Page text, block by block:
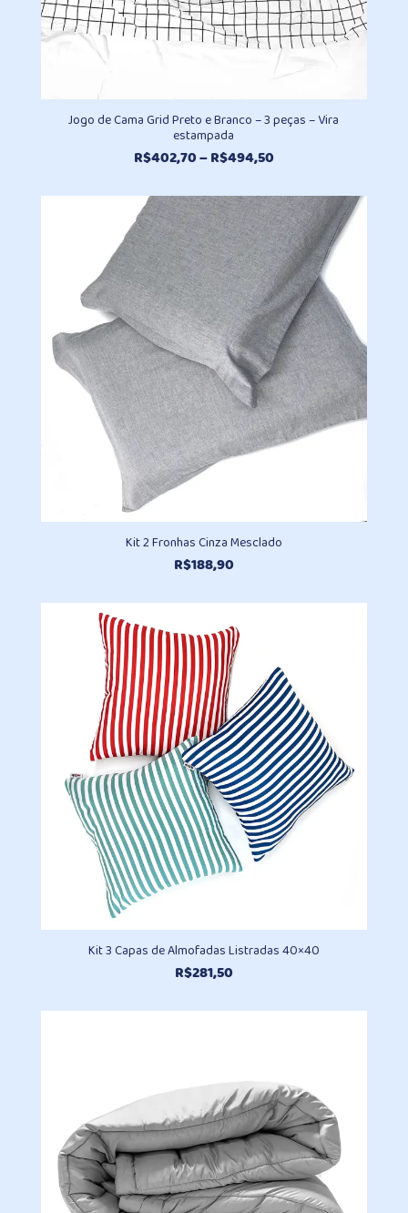
Jogo de Cama Grid Preto e Branco – 3 peças – Vira
estampada
R$402,70–R$494,50Faixa
preço:
R$402,70
através
R$494,50
Kit 2 Fronhas Cinza Mesclado
R$188,90
Kit 3 Capas de Almofadas Listradas 40×40
R$281,50